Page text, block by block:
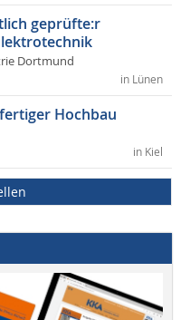
geprüfte:r
Dortmund
in Lünen
Hochbau
in Kiel